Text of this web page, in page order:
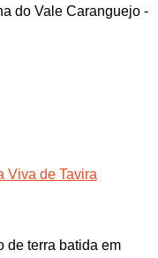
do Vale Caranguejo -
Viva de Tavira
de terra batida em